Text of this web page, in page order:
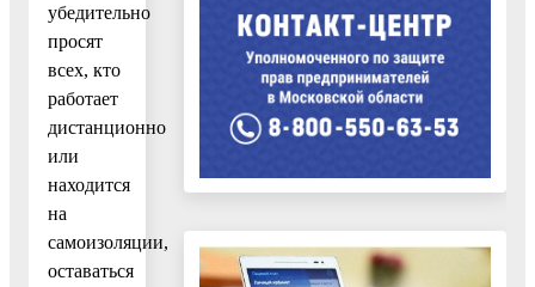
убедительно
просят
всех, кто
работает
дистанционно
или
находится
на
самоизоляции,
оставаться